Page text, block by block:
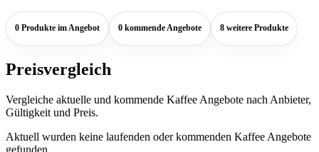
0 Produkte im Angebot 0 kommende Angebote 8 weitere Produkte
Preisvergleich
Vergleiche aktuelle und kommende Kaffee Angebote nach Anbieter,
Gültigkeit und Preis.
Aktuell wurden keine laufenden oder kommenden Kaffee Angebote
gefunden.